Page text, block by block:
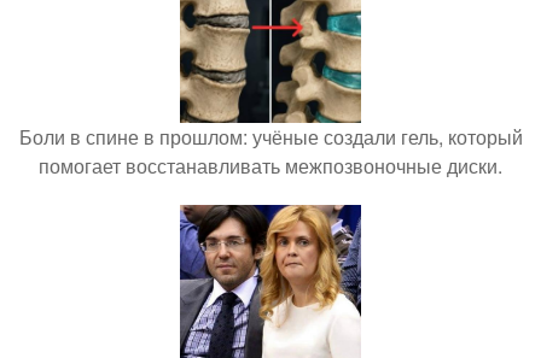
Боли в спине в прошлом: учёные создали гель, который
помогает восстанавливать межпозвоночные диски.